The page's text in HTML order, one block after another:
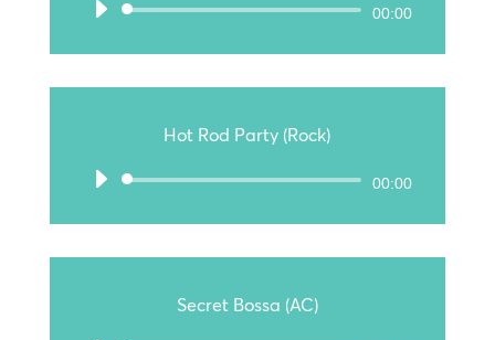
Audio-
00:00
Hot Rod Party (Rock)
Audio-
00:00
Secret Bossa (AC)